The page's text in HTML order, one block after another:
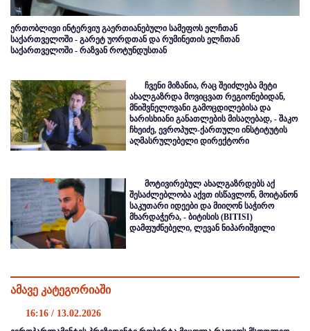
ერთობლივი ინტერვიუ გაერთიანებული სამეფოს ელჩთან
საქართველოში - გარეტ უორდთან და რუმინეთის ელჩთან
საქართველოში - რაზვან როტუნდუსთან
ჩვენი მიზანია, რაც შეიძლება მეტი
ახალგაზრდა მოვიცვათ რეგიონებიდან,
მნიშვნელოვანი გამოცდილებისა და
ხარისხიანი განათლების მისაღებად, - შაკო
ჩხეიძე, ევროპულ-ქართული ინსტიტუტის
აღმასრულებელი დირექტორი
მოტივირებულ ახალგაზრდებს აქ
შესაძლებლობა აქვთ ისწავლონ, მოიტანონ
საკუთარი იდეები და მიიღონ საჭირო
მხარდაჭერა, - ბიტისის (BITISI)
დამფუძნებელი, ლევან ნიპარიშვილი
ამავე კატეგორიაში
16:16 / 13.02.2026